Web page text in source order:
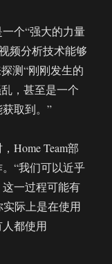
个“强大的力量
频分析技术能够
测“刚刚发生的
，甚至是一个
取到。”
Home Team部
“我们可以近乎
一过程可能有
实际上是在使用
都使用